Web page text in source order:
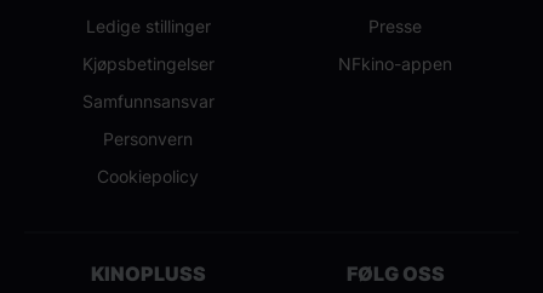
Ledige stillinger
Kjøpsbetingelser
Samfunnsansvar
Personvern
Cookiepolicy
Presse
NFkino-appen
KINOPLUSS FØLG OSS